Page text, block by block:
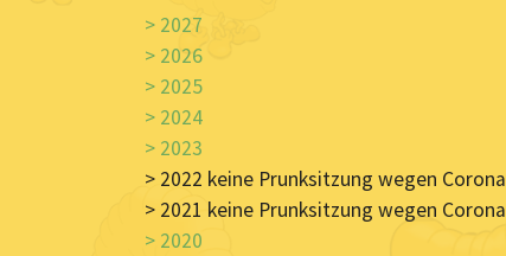
> 2027
> 2026
> 2025
> 2024
> 2023
> 2022 keine Prunksitzung wegen Corona
> 2021 keine Prunksitzung wegen Corona
> 2020